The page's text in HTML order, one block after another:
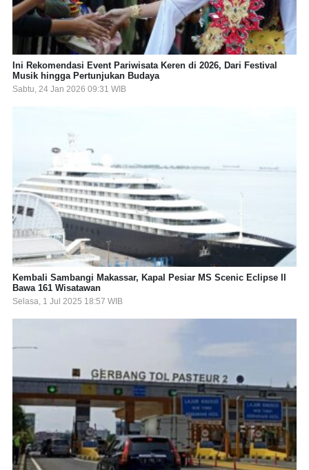
Ini Rekomendasi Event Pariwisata Keren di 2026, Dari Festival
Musik hingga Pertunjukan Budaya
Sabtu, 24 Jan 2026 09:31 WIB
Kembali Sambangi Makassar, Kapal Pesiar MS Scenic Eclipse II
Bawa 161 Wisatawan
Selasa, 1 Jul 2025 18:57 WIB